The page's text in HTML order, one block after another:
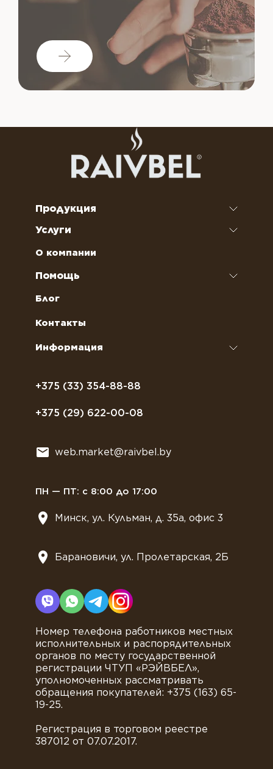
+375 (33) 354-88-88
+375 (29) 622-00-08
web.market@raivbel.by
ПН — ПТ: с 8:00 до 17:00
Минск, ул. Кульман, д. 35а, офис 3
Барановичи, ул. Пролетарская, 2Б
Номер телефона работников местных
исполнительных и распорядительных
органов по месту государственной
регистрации ЧТУП «РЭЙВБЕЛ»,
уполномоченных рассматривать
обращения покупателей: +375 (163) 65-
19-25.
Регистрация в торговом реестре
387012 от 07.07.2017.
Продукция
Кофе
Чай
Наполнители для вендинговых автоматов
Кофейное оборудование
Услуги
Аренда кофемашин
Ремонт кофемашин и кофеварок
Обслуживание профессиональных
Курсы бариста
О компании
Помощь
Как оформить заказ
Условия доставки
Блог
Контакты
Информация
Договор оферты